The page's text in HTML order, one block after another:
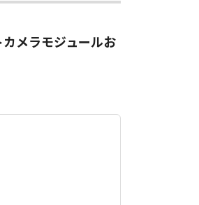
メラモジュールお